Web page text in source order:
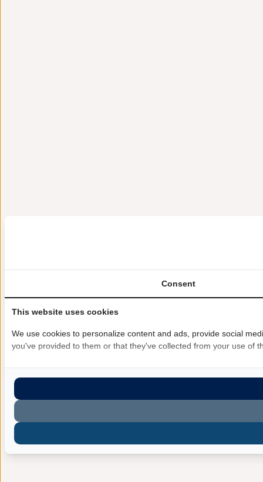
Consent
This website uses cookies
We use cookies to personalize content and ads, provide social
you've provided to them or that they've collected from your use of